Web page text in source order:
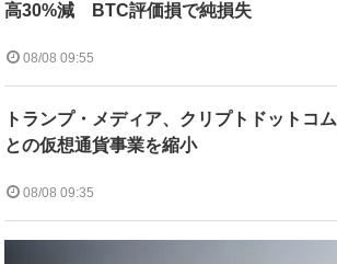
高30%減 BTC評価損で純損失
08/08 09:55
トランプ・メディア、クリプトドットコム
との仮想通貨事業を縮小
08/08 09:35